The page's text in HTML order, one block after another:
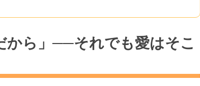
から」──それでも愛はそこ